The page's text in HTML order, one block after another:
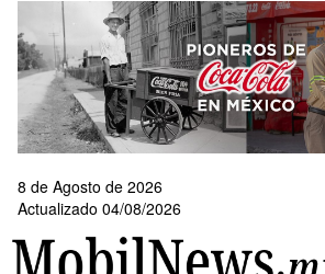
contenido
principal
8 de Agosto de 2026
Actualizado 04/08/2026